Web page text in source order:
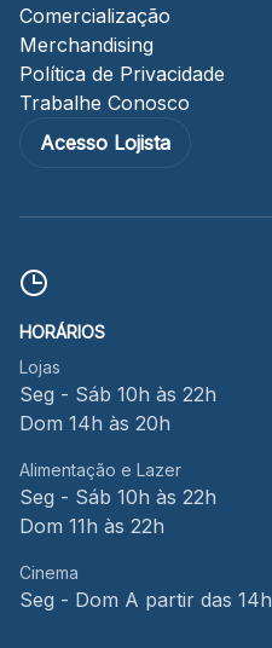
Comercialização
Merchandising
Política de Privacidade
Trabalhe Conosco
Acesso Lojista
HORÁRIOS
Lojas
Seg - Sáb 10h às 22h
Dom 14h às 20h
Alimentação e Lazer
Seg - Sáb 10h às 22h
Dom 11h às 22h
Cinema
Seg - Dom A partir das 14h